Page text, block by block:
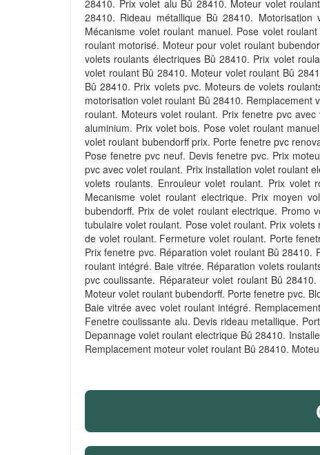
28410. Prix volet alu Bû 28410. Moteur volet
28410. Rideau métallique Bû 28410.
Mécanisme volet roulant manuel. Pose volet
roulant motorisé. Moteur pour volet roulant
volets roulants électriques Bû 28410. Prix volet
volet roulant Bû 28410. Moteur volet roulant Bû
Bû 28410. Prix volets pvc. Moteurs de volets
motorisation volet roulant Bû 28410.
roulant. Moteurs volet roulant. Prix fenetre pvc
aluminium. Prix volet bois. Pose volet roulant
volet roulant bubendorff prix. Porte fenetre pvc
Pose fenetre pvc neuf. Devis fenetre pvc. Prix
pvc avec volet roulant. Prix installation volet roulant
volets roulants. Enrouleur volet roulant. Prix volet
Mecanisme volet roulant electrique. Prix moyen
bubendorff. Prix de volet roulant electrique. Promo
tubulaire volet roulant. Pose volet roulant. Prix
de volet roulant. Fermeture volet roulant. Porte
Prix fenetre pvc. Réparation volet roulant Bû
roulant intégré. Baie vitrée. Réparation volets
pvc coulissante. Réparateur volet roulant Bû
Moteur volet roulant bubendorff. Porte fenetre pvc.
Baie vitrée avec volet roulant intégré.
Fenetre coulissante alu. Devis rideau metallique.
Depannage volet roulant electrique Bû 28410.
Remplacement moteur volet roulant Bû 28410.